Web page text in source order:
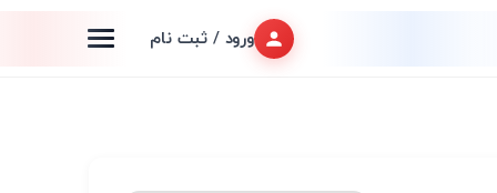
ورود / ثبت نام